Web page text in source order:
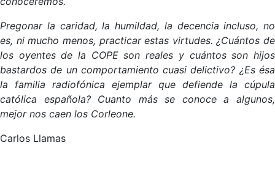
Pregonar la caridad, la humildad, la decencia incluso, no
es, ni mucho menos, practicar estas virtudes. ¿Cuántos de
los oyentes de la COPE son reales y cuántos son hijos
bastardos de un comportamiento cuasi delictivo? ¿Es ésa
la familia radiofónica ejemplar que defiende la cúpula
católica española? Cuanto más se conoce a algunos,
mejor nos caen los Corleone.
Carlos Llamas